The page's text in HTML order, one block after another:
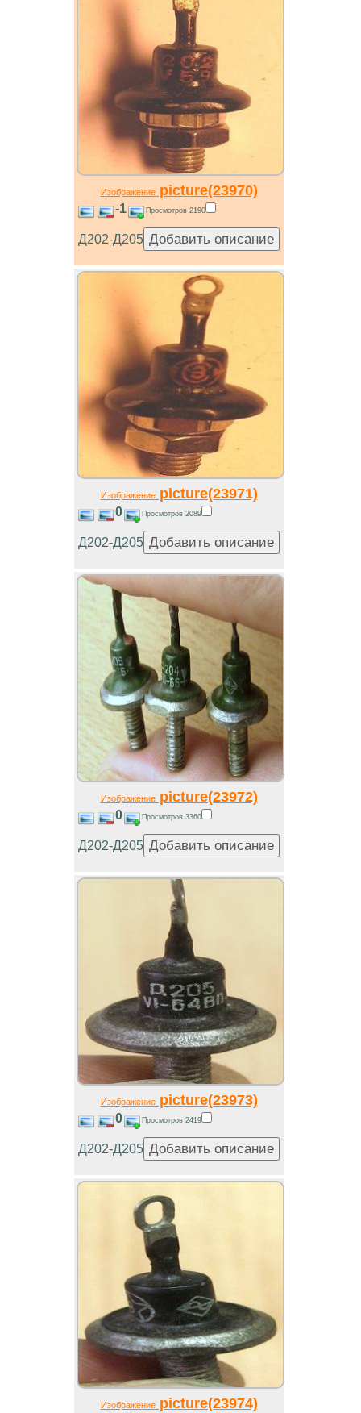
Изображениеpicture(23970)
-1 Просмотров 2190
Д202-Д205
Изображениеpicture(23971)
0 Просмотров 2089
Д202-Д205
Изображениеpicture(23972)
0 Просмотров 3360
Д202-Д205
Изображениеpicture(23973)
0 Просмотров 2419
Д202-Д205
Изображениеpicture(23974)